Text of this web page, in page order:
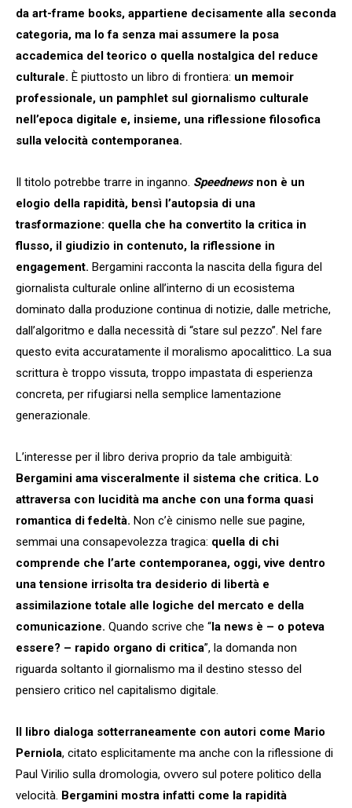
da art-frame books, appartiene decisamente alla seconda
categoria, ma lo fa senza mai assumere la posa
accademica del teorico o quella nostalgica del reduce
culturale. È piuttosto un libro di frontiera: un memoir
professionale, un pamphlet sul giornalismo culturale
nell’epoca digitale e, insieme, una riflessione filosofica
sulla velocità contemporanea.
Il titolo potrebbe trarre in inganno. Speednews non è un
elogio della rapidità, bensì l’autopsia di una
trasformazione: quella che ha convertito la critica in
flusso, il giudizio in contenuto, la riflessione in
engagement. Bergamini racconta la nascita della figura del
giornalista culturale online all’interno di un ecosistema
dominato dalla produzione continua di notizie, dalle metriche,
dall’algoritmo e dalla necessità di “stare sul pezzo”. Nel fare
questo evita accuratamente il moralismo apocalittico. La sua
scrittura è troppo vissuta, troppo impastata di esperienza
concreta, per rifugiarsi nella semplice lamentazione
generazionale.
L’interesse per il libro deriva proprio da tale ambiguità:
Bergamini ama visceralmente il sistema che critica. Lo
attraversa con lucidità ma anche con una forma quasi
romantica di fedeltà. Non c’è cinismo nelle sue pagine,
semmai una consapevolezza tragica: quella di chi
comprende che l’arte contemporanea, oggi, vive dentro
una tensione irrisolta tra desiderio di libertà e
assimilazione totale alle logiche del mercato e della
comunicazione. Quando scrive che “la news è – o poteva
essere? – rapido organo di critica”, la domanda non
riguarda soltanto il giornalismo ma il destino stesso del
pensiero critico nel capitalismo digitale.
Il libro dialoga sotterraneamente con autori come Mario
Perniola, citato esplicitamente ma anche con la riflessione di
Paul Virilio sulla dromologia, ovvero sul potere politico della
velocità. Bergamini mostra infatti come la rapidità